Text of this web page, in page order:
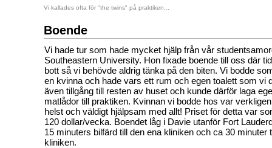
Vi kallades ofta för "the twins" på praktiken...
Boende
Vi hade tur som hade mycket hjälp från vår
Southeastern University. Hon fixade boende till oss där
bott så vi behövde aldrig tänka på den biten. Vi bodde
en kvinna och hade vars ett rum och egen toalett som vi
även tillgång till resten av huset och kunde därför laga
matlådor till praktiken. Kvinnan vi bodde hos var
helst och väldigt hjälpsam med allt! Priset för detta var
120 dollar/vecka. Boendet låg i Davie utanför Fort
15 minuters bilfärd till den ena kliniken och ca 30 minuter
kliniken.